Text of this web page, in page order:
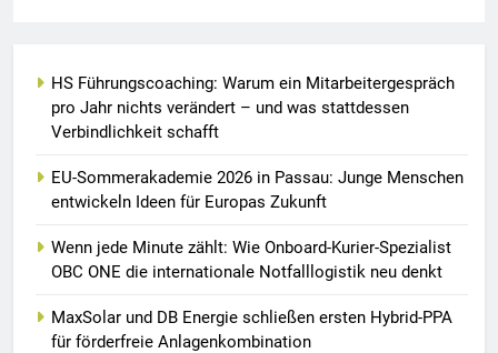
HS Führungscoaching: Warum ein Mitarbeitergespräch
pro Jahr nichts verändert – und was stattdessen
Verbindlichkeit schafft
EU-Sommerakademie 2026 in Passau: Junge Menschen
entwickeln Ideen für Europas Zukunft
Wenn jede Minute zählt: Wie Onboard-Kurier-Spezialist
OBC ONE die internationale Notfalllogistik neu denkt
MaxSolar und DB Energie schließen ersten Hybrid-PPA
für förderfreie Anlagenkombination